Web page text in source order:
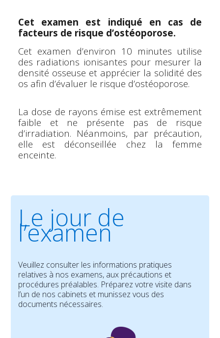
Cet examen est indiqué en cas de
facteurs de risque d’ostéoporose.
Cet examen d’environ 10 minutes utilise
des radiations ionisantes pour mesurer la
densité osseuse et apprécier la solidité des
os afin d’évaluer le risque d’ostéoporose.
La dose de rayons émise est extrêmement
faible et ne présente pas de risque
d’irradiation. Néanmoins, par précaution,
elle est déconseillée chez la femme
enceinte.
Le jour de
l’examen
Veuillez consulter les informations pratiques
relatives à nos examens, aux précautions et
procédures préalables. Préparez votre visite dans
l’un de nos cabinets et munissez vous des
documents nécessaires.